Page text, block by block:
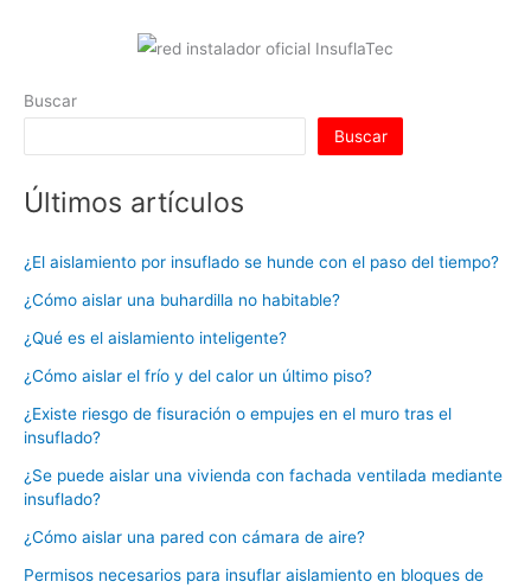
p
o
k
Buscar
Buscar
Últimos artículos
¿El aislamiento por insuflado se hunde con el paso del tiempo?
¿Cómo aislar una buhardilla no habitable?
¿Qué es el aislamiento inteligente?
¿Cómo aislar el frío y del calor un último piso?
¿Existe riesgo de fisuración o empujes en el muro tras el
insuflado?
¿Se puede aislar una vivienda con fachada ventilada mediante
insuflado?
¿Cómo aislar una pared con cámara de aire?
Permisos necesarios para insuflar aislamiento en bloques de